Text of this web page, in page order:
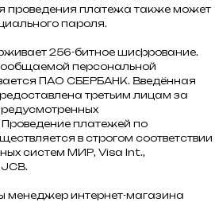
проведения платежа также может
пароля.
256-битное шифрование.
персональной
ПАО СБЕРБАНК. Введённая
третьим лицам за
платежей по
в строгом соответствии
систем МИР, Visa Int.,
менеджер интернет-магазина